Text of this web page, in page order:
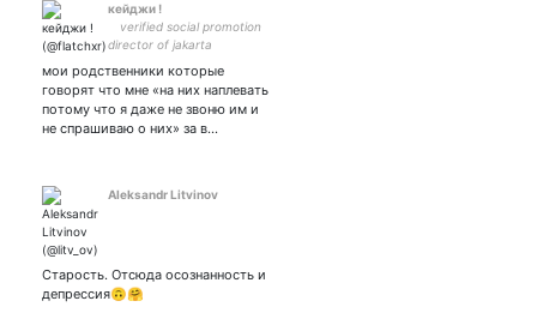
кейджи !
⠀ verified social promotion
director of jakarta ⠀⠀⠀⠀
⠀⠀⠀⠀⠀⠀⠀⠀ ⠀⠀⠀⠀ ⠀⠀⠀⠀
⠀⠀⠀⠀
мои родственники которые
говорят что мне «на них наплевать
потому что я даже не звоню им и
не спрашиваю о них» за в…
Aleksandr Litvinov
Старость. Отсюда осознанность и
депрессия🙃🤗